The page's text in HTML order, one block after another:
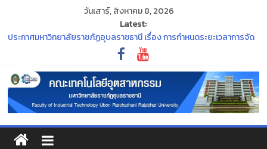
วันเสาร์, สิงหาคม 8, 2026
Latest:
ประกาศมหาวิทยาลัยราชภัฏอุบลราชธานี เรื่อง การกำหนดระยะเวลาการจัด
กิจกรรมเตรียมความพร้อมนักศึกษาใหม่ ประจำปีการศึกษา ๒๕๖๙
ประกาศ กองทุน กยศ. จะปิดระบบการยื่นขอกู้ยืมเงิน DSL รายเก่า ชั้นปีที่ 2-4
ภายในวันที่ 30 มิถุนายน 2569 นี้
“พิธีไหว้ครู ประจำปีการศึกษา ๒๕๖๙”
ร่วมสืบสานและอนุรักษ์ศิลปวัฒนธรรมอันทรงคุณค่าของจังหวัด
อุบลราชธานี ในงาน ประเพณีแห่เทียนพรรษา
ขอแสดงความยินดีแก่คณาจารย์ที่สภามหาวิทยาลัยมีมติแต่งตั้งให้ดำรง
ตำแหน่งทางวิชาการ